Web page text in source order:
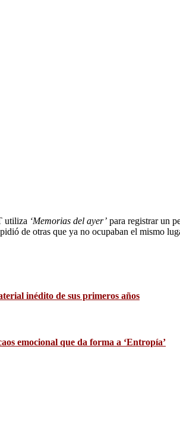
utiliza ‘Memorias del ayer’ para registrar un
de otras que ya no ocupaban el mismo
inédito de sus primeros años
emocional que da forma a ‘Entropía’